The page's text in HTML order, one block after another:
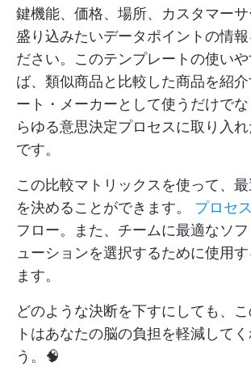
鍵機能、価格、場所、カスタマーサ
盛り込みたいデータポイントの情報
ださい。このテンプレートの使い
ば、類似商品と比較した商品を紹
ート・メーカーとして使うだけで
らゆる意思決定プロセスに取り入
です。
この比較マトリックスを使って、
を決めることができます。 プロセ
フロー。また、チームに最適なソ
ューションを選択するために使用
ます。
どのような決断を下すにしても、
トはあなたの脳の負担を軽減して
う。🧠